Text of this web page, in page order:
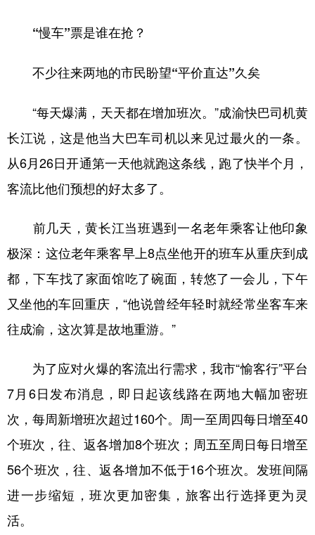
“慢车”票是谁在抢？
不少往来两地的市民盼望“平价直达”久矣
“每天爆满，天天都在增加班次。”成渝快巴司机黄
长江说，这是他当大巴车司机以来见过最火的一条。
从6月26日开通第一天他就跑这条线，跑了快半个月，
客流比他们预想的好太多了。
前几天，黄长江当班遇到一名老年乘客让他印象
极深：这位老年乘客早上8点坐他开的班车从重庆到成
都，下车找了家面馆吃了碗面，转悠了一会儿，下午
又坐他的车回重庆，“他说曾经年轻时就经常坐客车来
往成渝，这次算是故地重游。”
为了应对火爆的客流出行需求，我市“愉客行”平台
7月6日发布消息，即日起该线路在两地大幅加密班
次，每周新增班次超过160个。周一至周四每日增至40
个班次，往、返各增加8个班次；周五至周日每日增至
56个班次，往、返各增加不低于16个班次。发班间隔
进一步缩短，班次更加密集，旅客出行选择更为灵
活。